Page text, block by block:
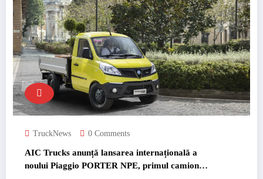
TruckNews 0 Comments
AIC Trucks anunță lansarea internațională a
noului Piaggio PORTER NPE, primul camion